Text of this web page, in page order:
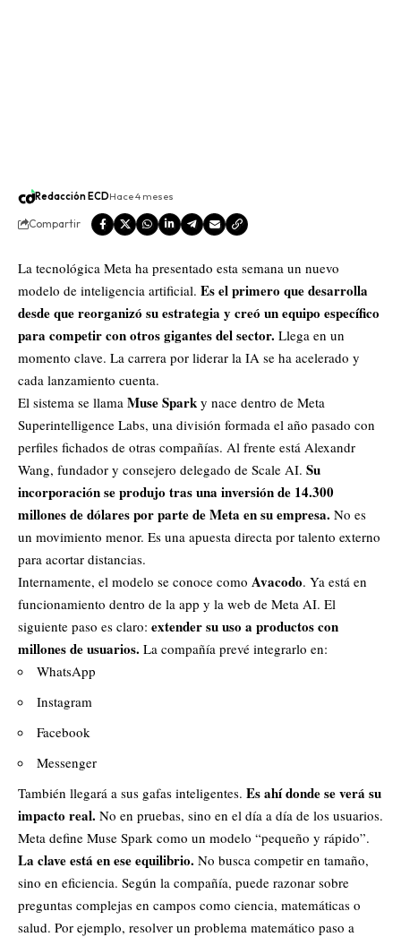
Redacción ECDHace 4 meses
Compartir
La tecnológica Meta ha presentado esta semana un nuevo
modelo de inteligencia artificial. Es el primero que desarrolla
desde que reorganizó su estrategia y creó un equipo específico
para competir con otros gigantes del sector. Llega en un
momento clave. La carrera por liderar la IA se ha acelerado y
cada lanzamiento cuenta.
El sistema se llama Muse Spark y nace dentro de Meta
Superintelligence Labs, una división formada el año pasado con
perfiles fichados de otras compañías. Al frente está Alexandr
Wang, fundador y consejero delegado de Scale AI. Su
incorporación se produjo tras una inversión de 14.300
millones de dólares por parte de Meta en su empresa. No es
un movimiento menor. Es una apuesta directa por talento externo
para acortar distancias.
Internamente, el modelo se conoce como Avacodo. Ya está en
funcionamiento dentro de la app y la web de Meta AI. El
siguiente paso es claro: extender su uso a productos con
millones de usuarios. La compañía prevé integrarlo en:
WhatsApp
Instagram
Facebook
Messenger
También llegará a sus gafas inteligentes. Es ahí donde se verá su
impacto real. No en pruebas, sino en el día a día de los usuarios.
Meta define Muse Spark como un modelo “pequeño y rápido”.
La clave está en ese equilibrio. No busca competir en tamaño,
sino en eficiencia. Según la compañía, puede razonar sobre
preguntas complejas en campos como ciencia, matemáticas o
salud. Por ejemplo, resolver un problema matemático paso a